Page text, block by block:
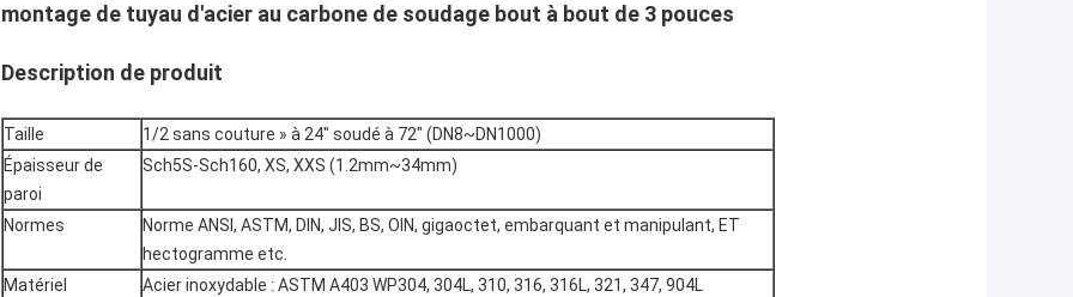
montage de tuyau d'acier au carbone de soudage bout à bout de 3 pouces
Description de produit
Taille
1/2 sans couture » à 24" soudé à 72" (DN8~DN1000)
Épaisseur de
paroi
Sch5S-Sch160, XS, XXS (1.2mm~34mm)
Normes
Norme ANSI, ASTM, DIN, JIS, BS, OIN, gigaoctet, embarquant et manipulant, ET
hectogramme etc.
Matériel
Acier inoxydable : ASTM A403 WP304, 304L, 310, 316, 316L, 321, 347, 904L